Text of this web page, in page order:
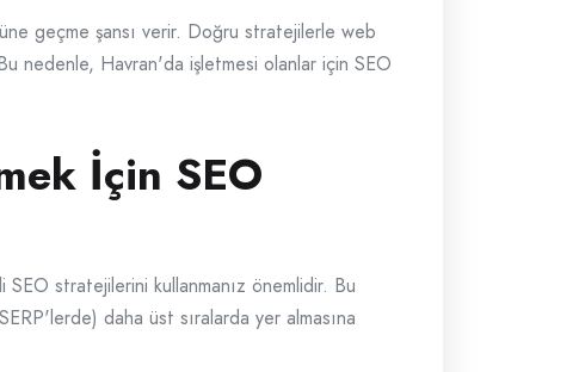
geçme şansı verir. Doğru stratejilerle web
nedenle, Havran'da işletmesi olanlar için SEO
İçin SEO
stratejilerini kullanmanız önemlidir. Bu
daha üst sıralarda yer almasına